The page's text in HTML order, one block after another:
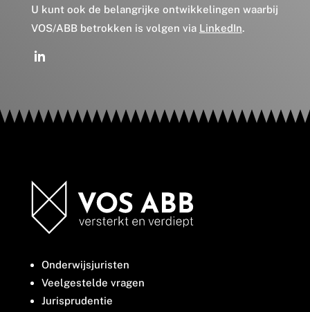
U kunt ook de belangrijke ontwikkelingen waarbij
VOS/ABB betrokken is volgen via LinkedIn.
Onderwijsjuristen
Veelgestelde vragen
Jurisprudentie